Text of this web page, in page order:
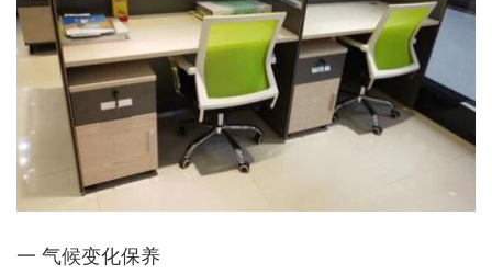
一 气候变化保养